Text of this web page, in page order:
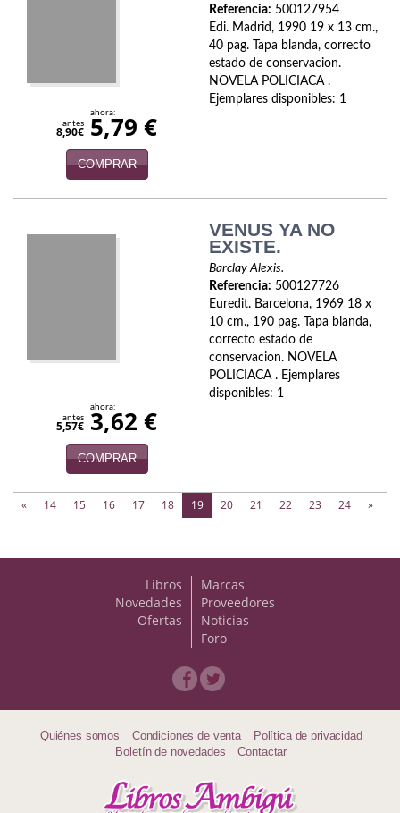
Referencia: 500127954
Edi. Madrid, 1990 19 x 13 cm.,
40 pag. Tapa blanda, correcto
estado de conservacion.
NOVELA POLICIACA .
Ejemplares disponibles: 1
antes
8,90€
ahora:
5,79 €
COMPRAR
VENUS YA NO
EXISTE.
Barclay Alexis.
Referencia: 500127726
Euredit. Barcelona, 1969 18 x
10 cm., 190 pag. Tapa blanda,
correcto estado de
conservacion. NOVELA
POLICIACA . Ejemplares
disponibles: 1
antes
5,57€
ahora:
3,62 €
COMPRAR
« 14 15 16 17 18 19(current)
20 21 22 23 24 »
Libros
Novedades
Ofertas
Marcas
Proveedores
Noticias
Foro
Quiénes somos Condiciones de venta
Política de privacidad
Boletín de novedades
Contactar